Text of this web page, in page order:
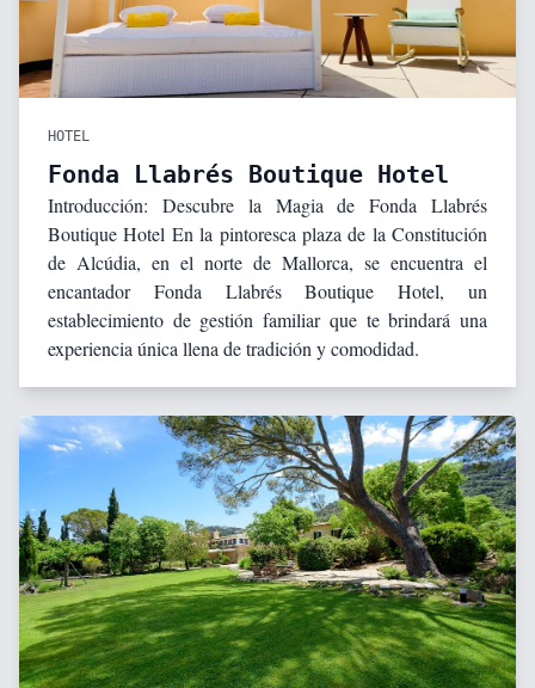
HOTEL
Fonda Llabrés Boutique Hotel
Introducción: Descubre la Magia de Fonda Llabrés
Boutique Hotel En la pintoresca plaza de la Constitución
de Alcúdia, en el norte de Mallorca, se encuentra el
encantador Fonda Llabrés Boutique Hotel, un
establecimiento de gestión familiar que te brindará una
experiencia única llena de tradición y comodidad.